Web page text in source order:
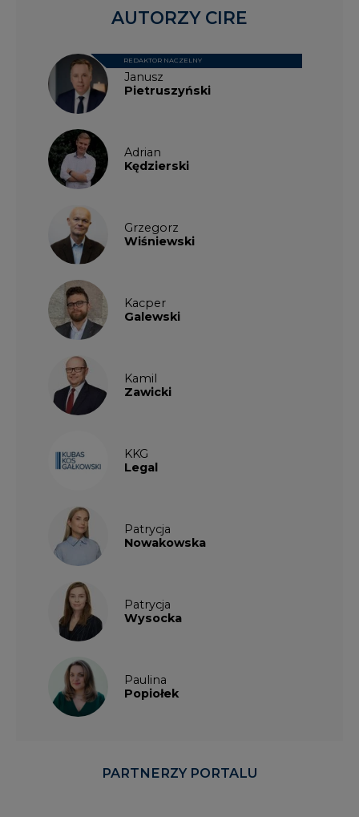
Janusz
Pietruszyński
Adrian
Kędzierski
Grzegorz
Wiśniewski
Kacper
Kamil
KKG
Patrycja
Nowakowska
Patrycja
Paulina
Popiołek
PARTNERZY PORTALU